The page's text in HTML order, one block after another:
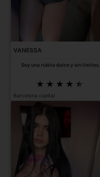
VANESSA
Soy una rubita dulce y sin límites.
Barcelona capital